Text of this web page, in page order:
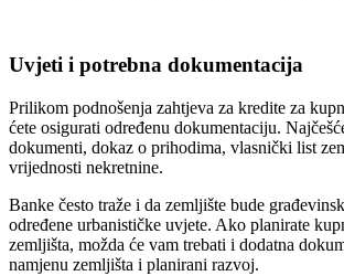
Uvjeti i potrebna dokumentacija
Prilikom podnošenja zahtjeva za kredite za
ćete osigurati određenu dokumentaciju.
dokumenti, dokaz o prihodima, vlasnički list
vrijednosti nekretnine.
Banke često traže i da zemljište bude
određene urbanističke uvjete. Ako planirate
zemljišta, možda će vam trebati i dodatna
namjenu zemljišta i planirani razvoj.